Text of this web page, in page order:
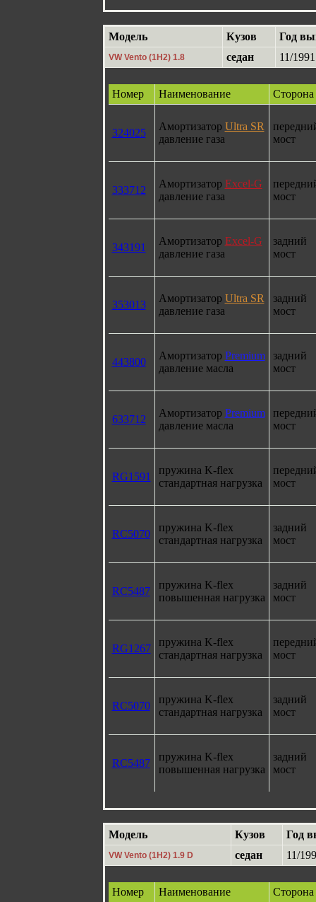
Модель Кузов Год
VW Vento (1H2) 1.8 седан 11/
Номер Наименование Сторона
324025
Амортизатор Ultra SR
давление газа
мост
333712
Амортизатор Excel-G
давление газа
мост
343191
Амортизатор Excel-G
давление газа
задний
мост
353013
Амортизатор Ultra SR
давление газа
задний
мост
443800
Амортизатор Premium
давление масла
задний
мост
633712
Амортизатор Premium
давление масла
мост
RG1591
пружина K-flex
стандартная нагрузка
мост
RC5070
пружина K-flex
стандартная нагрузка
задний
мост
RC5487
пружина K-flex
повышенная нагрузка
задний
мост
RG1267
пружина K-flex
стандартная нагрузка
мост
RC5070
пружина K-flex
стандартная нагрузка
задний
мост
RC5487
пружина K-flex
повышенная нагрузка
задний
мост
Модель Кузов Год
VW Vento (1H2) 1.9 D седан 11/
Номер Наименование Сторона